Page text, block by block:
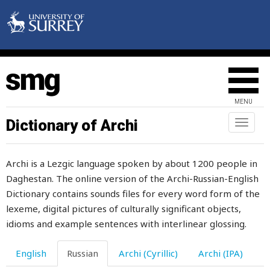
MENU
Toggle
Dictionary of Archi
Archi is a Lezgic language spoken by about 1200 people in
Daghestan. The online version of the Archi-Russian-English
Dictionary contains sounds files for every word form of the
lexeme, digital pictures of culturally significant objects,
idioms and example sentences with interlinear glossing.
English Russian Archi (Cyrillic) Archi (IPA)
сажа
сало
сам
сама
само
самонадеянный
самостоятельный